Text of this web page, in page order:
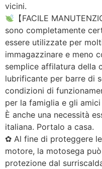
vicini.
【FACILE
sono completamente
essere utilizzate per
immagazzinare e meno
semplice affilatura della
lubrificante per barre di
condizioni di
per la famiglia e gli
È anche una necessità
italiana. Portalo a casa.
✿ Al fine di proteggere
motore, la motosega
protezione dal